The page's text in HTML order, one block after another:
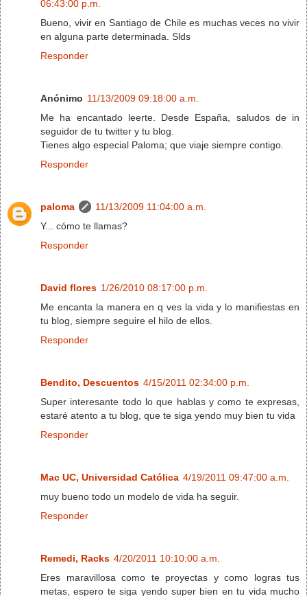
06:43:00 p.m.
Bueno, vivir en Santiago de Chile es muchas veces no vivir
en alguna parte determinada. Slds
Responder
Anónimo 11/13/2009 09:18:00 a.m.
Me ha encantado leerte. Desde España, saludos de in
seguidor de tu twitter y tu blog.
Tienes algo especial Paloma; que viaje siempre contigo.
Responder
paloma
11/13/2009 11:04:00 a.m.
Y... cómo te llamas?
Responder
David flores 1/26/2010 08:17:00 p.m.
Me encanta la manera en q ves la vida y lo manifiestas en
tu blog, siempre seguire el hilo de ellos.
Responder
Bendito, Descuentos 4/15/2011 02:34:00 p.m.
Super interesante todo lo que hablas y como te expresas,
estaré atento a tu blog, que te siga yendo muy bien tu vida
Responder
Mac UC, Universidad Católica 4/19/2011 09:47:00 a.m.
muy bueno todo un modelo de vida ha seguir.
Responder
Remedi, Racks 4/20/2011 10:10:00 a.m.
Eres maravillosa como te proyectas y como logras tus
metas, espero te siga yendo super bien en tu vida mucho